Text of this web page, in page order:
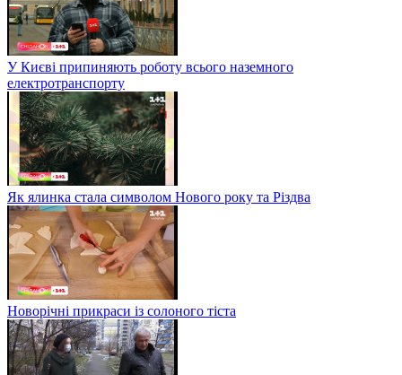
У Києві припиняють роботу всього наземного
електротранспорту
Як ялинка стала символом Нового року та Різдва
Новорічні прикраси із солоного тіста